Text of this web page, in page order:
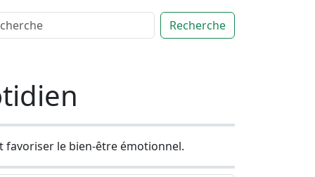
Recherche
favoriser le bien-être émotionnel.